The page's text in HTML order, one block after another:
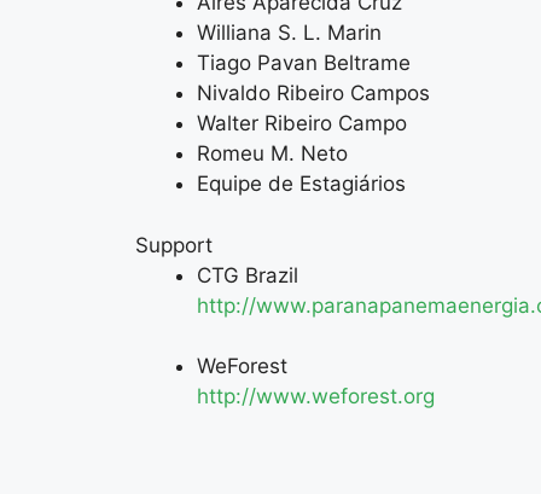
Williana S. L. Marin
Tiago Pavan Beltrame
Nivaldo Ribeiro Campos
Walter Ribeiro Campo
Romeu M. Neto
Equipe de Estagiários
Support
CTG Brazil
http://
WeForest
http://www.weforest.org